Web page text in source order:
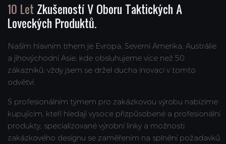
10 Let Zkušeností V Oboru Taktických A
Loveckých Produktů.
Naším hlavním trhem je Evropa, Severní Amerika, Austrálie
a jihovýchodní Asie, kde obsluhujeme více než 50
zákazníků; vždy jsem se držel ducha inovací v tomto
odvětví.
S profesionálním týmem pro zakázkovou výrobu nabízíme
kupujícím, kteří hledají vysoce přizpůsobené a profesionální
produkty, specializované výrobní linky a možnosti
zakázkového designu se zaměřením na splnění požadavků